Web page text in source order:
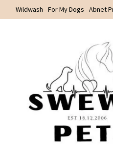
Wildwash - For My Dogs - Abnet